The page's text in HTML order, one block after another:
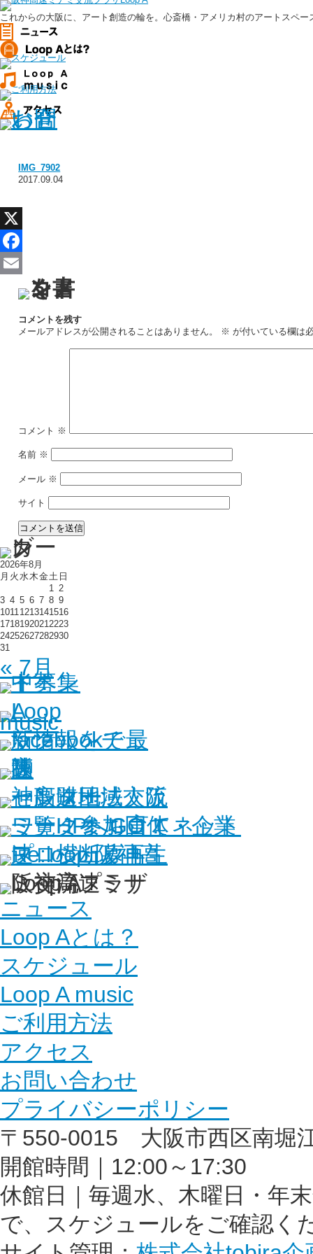
これからの大阪に、アート創造の輪を。心斎橋・アメリカ村のアートスペー
IMG_7902
2017.09.04
X
Facebook
コメントを残す
メールアドレスが公開されることはありません。
※ が付いている欄は
コメント ※
名前 ※
メール ※
サイト
2026年8月
月 火 水 木金土 日
1
2
3 4 5 6 7 8 9
1011 1213141516
1718192021 2223
24252627282930
31
« 7月
ニュース
Loop Aとは？
スケジュール
Loop A music
ご利用方法
アクセス
お問い合わせ
プライバシーポリシー
〒550-0015 大阪市西区南
開館時間｜12:00～17:30
休館日｜毎週水、木曜日・年
で、スケジュールをご確認く